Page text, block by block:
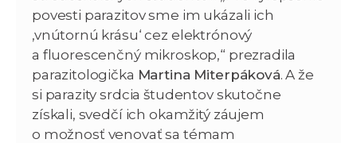
povesti parazitov sme im ukázali ich
,vnútornú krásu‘ cez elektrónový
a fluorescenčný mikroskop,“ prezradila
parazitologička Martina Miterpáková. A že
si parazity srdcia študentov skutočne
získali, svedčí ich okamžitý záujem
o možnosť venovať sa témam